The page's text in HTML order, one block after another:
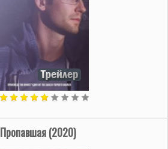
Пропавшая (2020)